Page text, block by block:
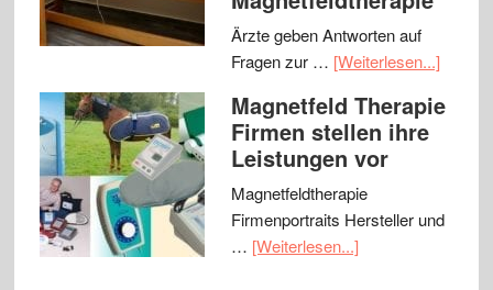
Ärzte geben Antworten auf
Fragen zur … [Weiterlesen...]
Magnetfeld Therapie
Firmen stellen ihre
Leistungen vor
Magnetfeldtherapie
Firmenportraits Hersteller und
… [Weiterlesen...]